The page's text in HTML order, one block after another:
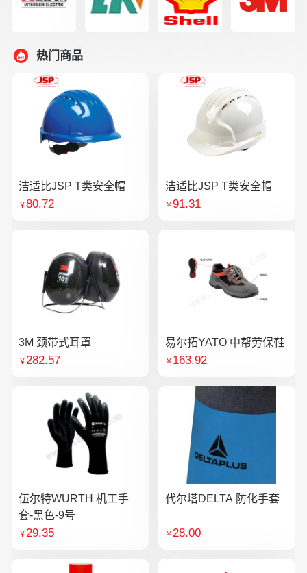
热门商品
洁适比JSP T类安全帽
￥80.72
洁适比JSP T类安全帽
￥91.31
3M 颈带式耳罩
￥282.57
易尔拓YATO 中帮劳保鞋
￥ 163.92
伍尔特WURTH 机工手
套-黑色-9号
￥29.35
代尔塔DELTA 防化手套
￥28.00